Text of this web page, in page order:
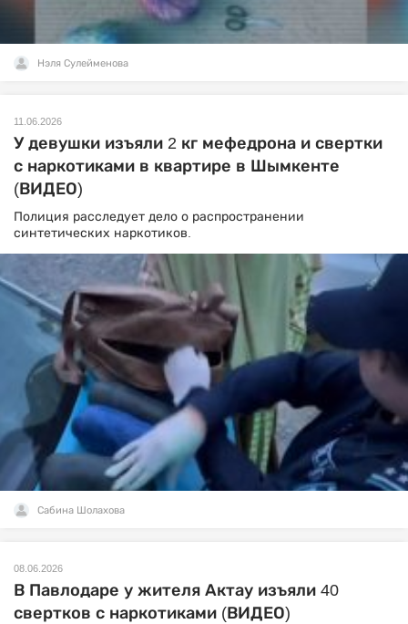
Нэля Сулейменова
11.06.2026
У девушки изъяли 2 кг мефедрона и свертки
с наркотиками в квартире в Шымкенте
(ВИДЕО)
Полиция расследует дело о распространении
синтетических наркотиков.
Сабина Шолахова
08.06.2026
В Павлодаре у жителя Актау изъяли 40
свертков с наркотиками (ВИДЕО)